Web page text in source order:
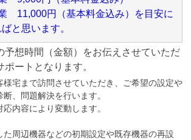
11,000円（基本料金込み）を目安に
と思います。
予想時間（金額）をお伝えさせていただ
ートとなります。
様宅まで訪問させていただき、ご希望の設定や
断、問題解決を行います。
内容により変動します。
た周辺機器などの初期設定や既存機器の再設